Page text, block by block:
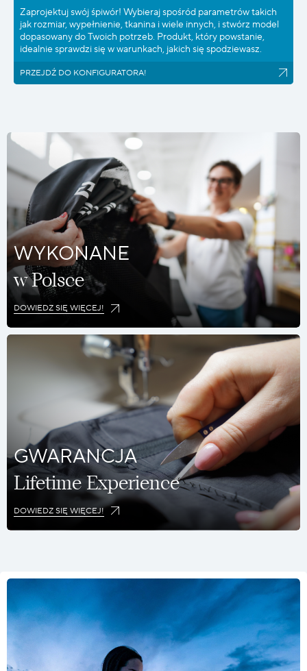
Zaprojektuj swój śpiwór! Wybieraj spośród parametrów takich
jak rozmiar, wypełnienie, tkanina i wiele innych, i stwórz model
dopasowany do Twoich potrzeb. Produkt, który powstanie,
idealnie sprawdzi się w warunkach, jakich się spodziewasz.
PRZEJDŹ DO KONFIGURATORA!
WYKONANE
w Polsce
DOWIEDZ SIĘ WIĘCEJ!
GWARANCJA
Lifetime Experience
DOWIEDZ SIĘ WIĘCEJ!